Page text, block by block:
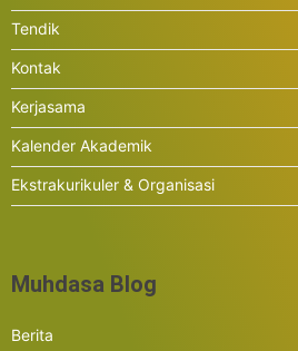
Tendik
Kontak
Kerjasama
Kalender Akademik
Ekstrakurikuler & Organisasi
Muhdasa Blog
Berita